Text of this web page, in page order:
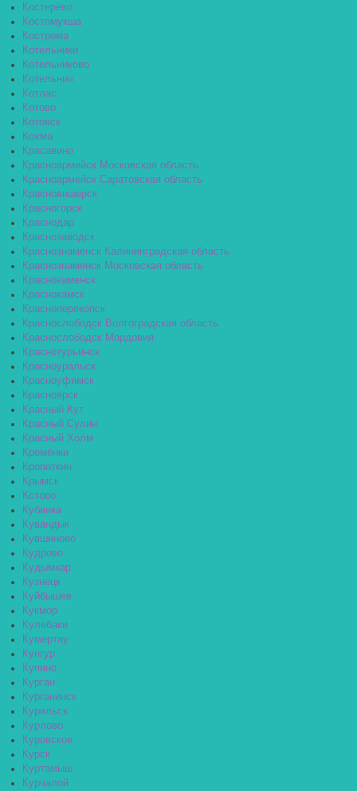
Костерёво
Костомукша
Кострома
Котельники
Котельниково
Котельнич
Котлас
Котово
Котовск
Кохма
Красавино
Красноармейск Московская область
Красноармейск Саратовская область
Красновишерск
Красногорск
Краснодар
Краснозаводск
Краснознаменск Калининградская область
Краснознаменск Московская область
Краснокаменск
Краснокамск
Красноперекопск
Краснослободск Волгоградская область
Краснослободск Мордовия
Краснотурьинск
Красноуральск
Красноуфимск
Красноярск
Красный Кут
Красный Сулин
Красный Холм
Кремёнки
Кропоткин
Крымск
Кстово
Кубинка
Кувандык
Кувшиново
Кудрово
Кудымкар
Кузнецк
Куйбышев
Кукмор
Кулебаки
Кумертау
Кунгур
Купино
Курган
Курганинск
Курильск
Курлово
Куровское
Курск
Куртамыш
Курчалой